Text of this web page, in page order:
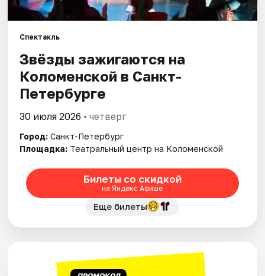
Площадки
Артисты
Рейтинги
Спектакль
Звёзды зажигаются на
Коломенской в Санкт-
Петербурге
30 июля 2026 • четверг
Город: Санкт-Петербург
Площадка: Театральный центр на Коломенской
Билеты со скидкой
на Яндекс Афише
Еще билеты